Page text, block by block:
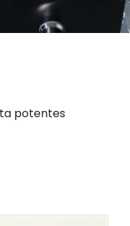
potentes